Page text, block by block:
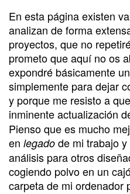
En esta página existen
analizan de forma
proyectos, que no
prometo que aquí no os
expondré básicamente
simplemente para dejar
y porque me resisto a
inminente actualización
Pienso que es mucho
en legado de mi trabajo
análisis para otros
cogiendo polvo en un
carpeta de mi ordenador